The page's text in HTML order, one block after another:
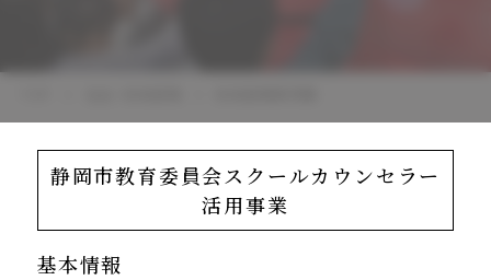
静岡市教育委員会スクールカウンセラー
活用事業
基本情報